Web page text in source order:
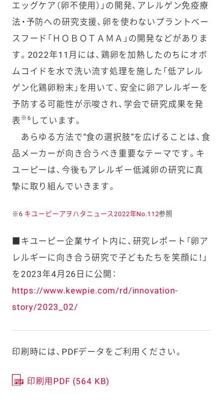
エッグケア（卵不使用）」の開発、アレルゲン免疫療
法・予防への研究支援、卵を使わないプラントベー
スフード「ＨＯＢＯＴＡＭＡ」の開発などがありま
す。2022年11月には、鶏卵を加熱したのちにオボ
ムコイドを水で洗い流す処理を施した「低アレル
ゲン化鶏卵粉末」を用いて、安全に卵アレルギーを
予防する可能性が示唆され、学会で研究成果を発
表 ※6 しています。
あらゆる方法で“食の選択肢”を広げることは、食
品メーカーが向き合うべき重要なテーマです。キ
ユーピーは、今後もアレルギー低減卵の研究に真
摯に取り組んでいきます。
※6 キユーピーアヲハタニュース2022年No.112参照
■キユーピー企業サイト内に、研究レポート「卵ア
レルギーに向き合う研究で子どもたちを笑顔に！」
を2023年4月26日に公開：
https://www.kewpie.com/rd/innovation-
story/2023_02/
印刷時には、PDFデータをご利用ください。
印刷用PDF (564 KB)